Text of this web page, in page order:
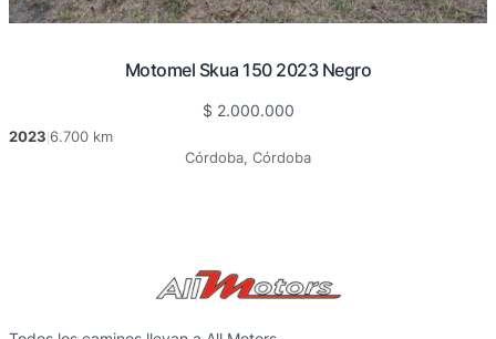
Motomel Skua 150 2023 Negro
$ 2.000.000
2023 6.700 km
Córdoba, Córdoba